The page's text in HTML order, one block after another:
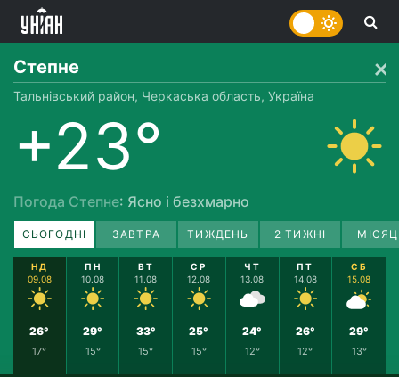
Степне
Тальнівський район, Черкаська область, Україна
+23°
Погода Степне: Ясно і безхмарно
СЬОГОДНІ ЗАВТРА ТИЖДЕНЬ 2 ТИЖНІ
НД
09.08
26°
17°
ПН
10.08
29°
15°
ВТ
11.08
33°
15°
СР
12.08
25°
15°
ЧТ
13.08
24°
12°
ПТ
14.08
26°
12°
СБ
15.08
29°
13°